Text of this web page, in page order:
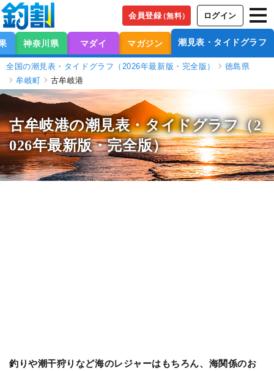
会員登録（無料） ログイン
神奈川県 マダイ マガジン 潮見表・タイドグラフ
全国の潮見表・タイドグラフ（2026年最新版・完全版）
徳島県
牟岐町
古牟岐港
古牟岐港の潮見表・タイドグラフ（2
026年最新版・完全版）
釣りや潮干狩りなど海のレジャーはもちろん、海関係のお